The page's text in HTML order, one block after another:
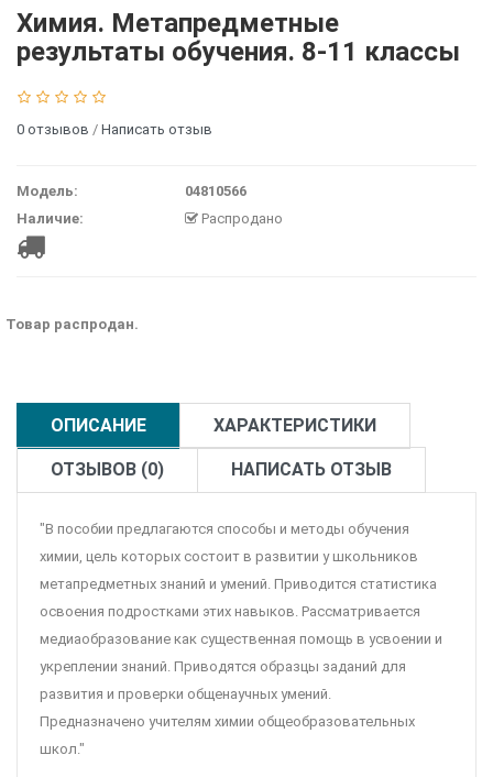
Химия. Метапредметные
результаты обучения. 8-11 классы
0 отзывов / Написать отзыв
Модель:
04810566
Наличие:
Распродано
Товар распродан.
ОПИСАНИЕ ХАРАКТЕРИСТИКИ
ОТЗЫВОВ (0) НАПИСАТЬ ОТЗЫВ
"В пособии предлагаются способы и методы обучения
химии, цель которых состоит в развитии у школьников
метапредметных знаний и умений. Приводится статистика
освоения подростками этих навыков. Рассматривается
медиаобразование как существенная помощь в усвоении и
укреплении знаний. Приводятся образцы заданий для
развития и проверки общенаучных умений.
Предназначено учителям химии общеобразовательных
школ."